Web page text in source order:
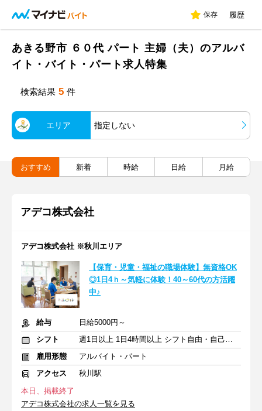
保存 履歴
あきる野市 ６０代 パート 主婦（夫）のアルバ
イト・バイト・パート求人特集
検索結果 5 件
エリア 指定しない
おすすめ 新着 時給 日給 月給
アデコ株式会社
アデコ株式会社 ※秋川エリア
【保育・児童・福祉の職場体験】無資格OK
◎1日4ｈ～気軽に体験！40～60代の方活躍
中♪
給与
日給5000円～
シフト
週1日以上 1日4時間以上 シフト自由・自己申告
雇用形態
アルバイト・パート
アクセス
秋川駅
本日、掲載終了
アデコ株式会社の求人一覧を見る